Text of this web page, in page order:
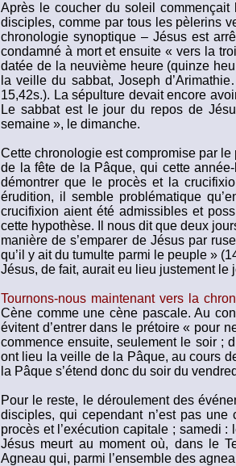
Après le coucher du soleil
disciples, comme par tous les pèlerins
chronologie synoptique – Jésus est
condamné à mort et ensuite « vers la
datée de la neuvième heure (quinze
la veille du sabbat, Joseph
15,42s.). La sépulture devait encore
Le sabbat est le jour du repos de
semaine », le dimanche.
Cette chronologie est compromise par
de la fête de la Pâque, qui cette
démontrer que le procès et la
érudition, il semble problématique
crucifixion aient été admissibles et
cette hypothèse. Il nous dit que deux
manière de s’emparer de Jésus par
qu’il y ait du tumulte parmi le peuple »
Jésus, de fait, aurait eu lieu justement le
Tournons-nous maintenant vers la
Cène comme une cène pascale. Au
évitent d’entrer dans le prétoire « pour
commence ensuite, seulement le soir ;
ont lieu la veille de la Pâque, au cours
la Pâque s’étend donc du soir du
Pour le reste, le déroulement des
disciples, qui cependant n’est pas
procès et l’exécution capitale ; samedi
Jésus meurt au moment où, dans le
Agneau qui, parmi l’ensemble des